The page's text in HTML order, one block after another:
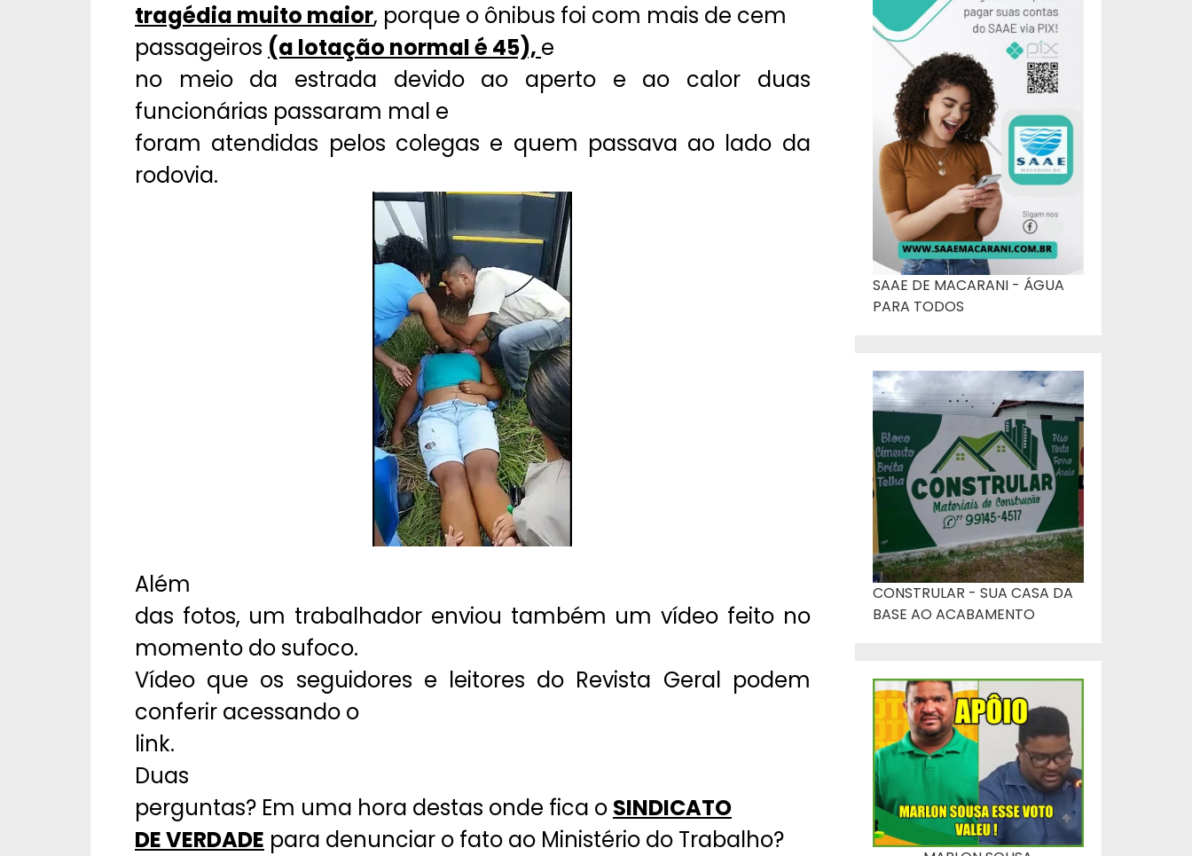
tragédia muito maior, porque o ônibus foi com mais de cem
passageiros (a lotação normal é 45), e
no meio da estrada devido ao aperto e ao calor duas
funcionárias passaram mal e
foram atendidas pelos colegas e quem passava ao lado da
rodovia.
Além
das fotos, um trabalhador enviou também um vídeo feito no
momento do sufoco.
Vídeo que os seguidores e leitores do Revista Geral podem
conferir acessando o
link.
Duas
perguntas? Em uma hora destas onde fica o SINDICATO
DE VERDADE para denunciar o fato ao Ministério do Trabalho?
SAAE DE MACARANI - ÁGUA
PARA TODOS
CONSTRULAR - SUA CASA DA
BASE AO ACABAMENTO